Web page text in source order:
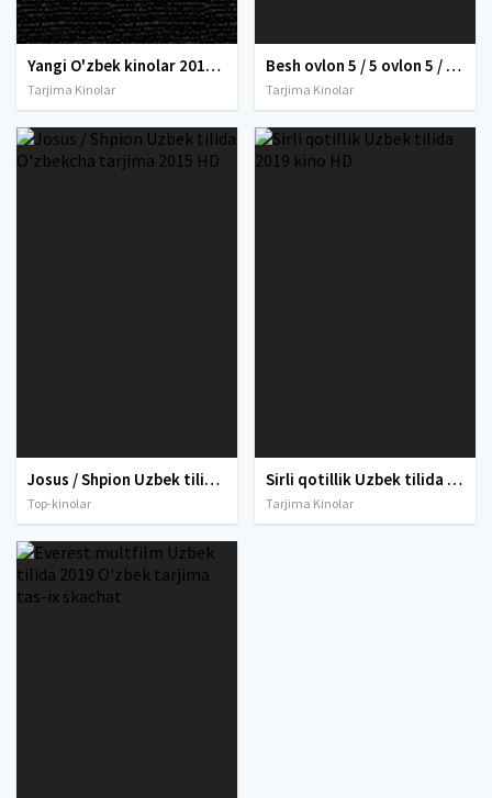
Yangi O'zbek kinolar 2010-2011-2012-2013-2014-2015-2016-2017-2018-2019-2020-2021-2022-2023-2024-2025 O'zbek tilida Uzbek tarjima Full HD
Tarjima Kinolar
Besh ovlon 5 / 5 ovlon 5 / Besh do'st 5: Dinozavrlar vodiysi Uzbek tilida O'zbekcha tarjima kino 2018 HD tas-ix skachat
Tarjima Kinolar
Josus / Shpion Uzbek tilida O'zbekcha tarjima 2015 HD
Top-kinolar
Sirli qotillik Uzbek tilida 2019 kino HD
Tarjima Kinolar